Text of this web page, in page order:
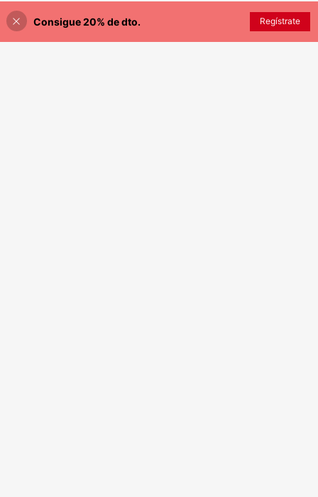
sátil para uso diario, vacaciones y tr
abajo, ideal para primavera/verano
¡8% DE DESCUENTO! AÑADIR A LA BOLSA
Consigue 20% de dto. Regístrate